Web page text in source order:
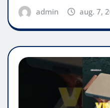
admin aug. 7,